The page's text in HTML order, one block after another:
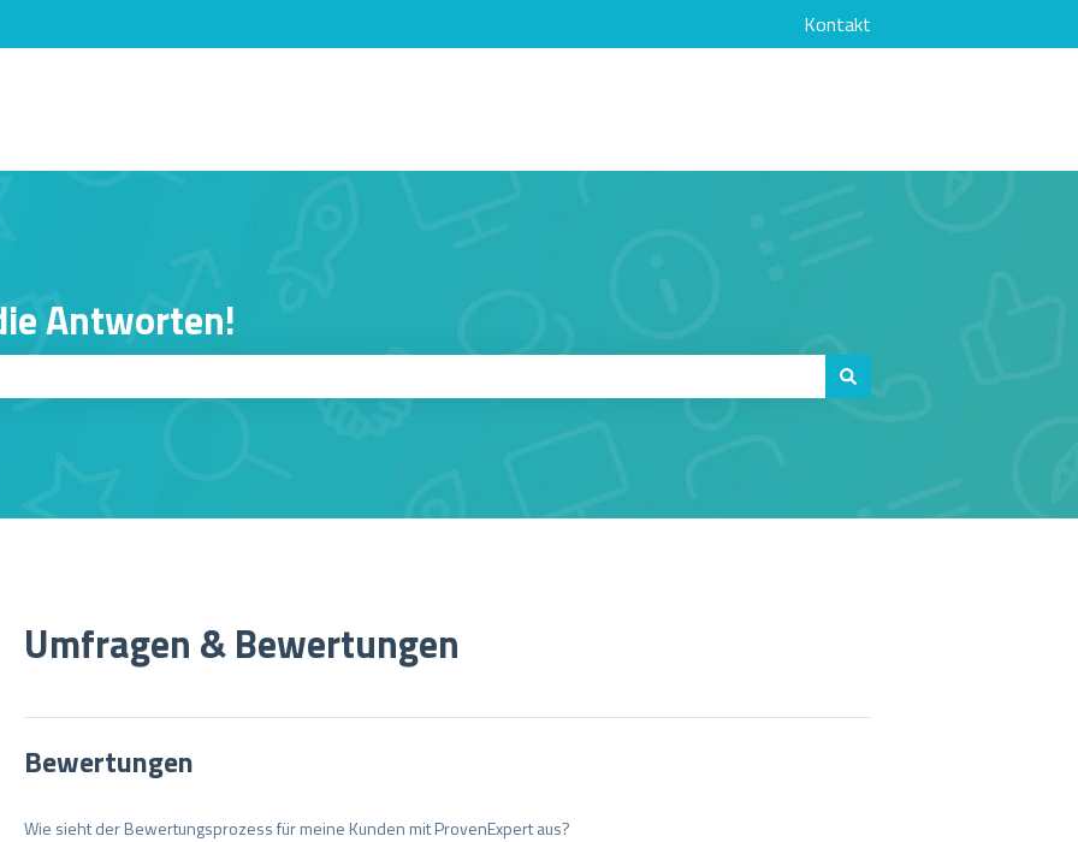
Kontakt
Antworten!
Umfragen & Bewertungen
Bewertungen
Wie sieht der Bewertungsprozess für meine Kunden mit ProvenExpert aus?